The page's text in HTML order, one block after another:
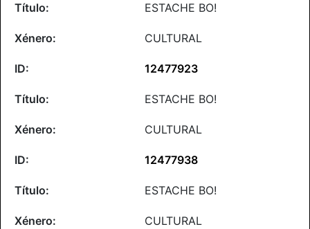
ESTACHE BO!
CULTURAL
12477923
ESTACHE BO!
CULTURAL
12477938
ESTACHE BO!
CULTURAL